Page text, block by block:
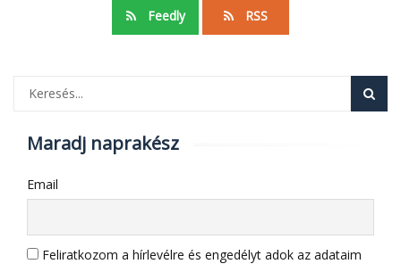
Feedly RSS
Maradj naprakész
Email
Feliratkozom a hírlevélre és engedélyt adok az adataim